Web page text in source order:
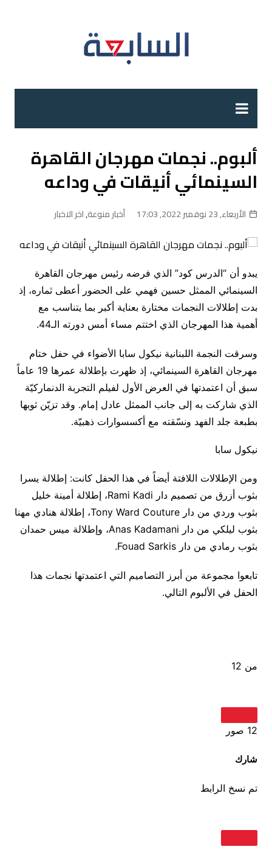
ألبوم.. نجمات مهرجان القاهرة
السينمائي أنيقات في وداعه
الأربعاء, 23 نوفمبر 2022, 17:03 أخبار منوعة,اخر الاخبار
يبدو أن “الدرس كود” الذي فرضه رئيس مهرجان القاهرة
السينمائي الممثل حسين فهمي على الحضور أعطى ثماره، إذ
بدت إطلالات النجمات مختارة بعناية أكبر بما يتناسب مع
أهمية هذا المهرجان الذي اختتم مساء أمس دورته الـ44.
وسرقت النجمة اللبنانية نيكول سابا الأضواء في حفل ختام
مهرجان القاهرة السينمائي، إذ ظهرت بإطلالة عمرها 19 عاماً
سبق أن اعتمدتها في العرض الأول لفيلم التجربة الدنماركيّة
الذي شاركت به إلى جانب الممثل عادل إمام. وقد تزيّن ثوبها
بطبعة جلد الفهد ونسّقته مع أكسسوارات ذهبيّة.
نيكول سابا
ومن الإطلالات اللافتة أيضاً في هذا الحفل كانت: إطلالة يسرا
بثوب أزرق من تصميم دار Rami Kadi، إطلالة أمينة خليل
بثوب وردي من دار Tony Ward Couture، إطلالة هنادي مهنا
بثوب ليلكي من دار Anas Kadamani، وإطلالة ميس حمدان
بثوب رمادي من دار Fouad Sarkis.
تابعوا مجموعة من أبرز التصاميم التي اعتمدتها نجمات هذا
الحفل في الألبوم التالي.
من 12
12 صور
شارك
تم نسخ الرابط